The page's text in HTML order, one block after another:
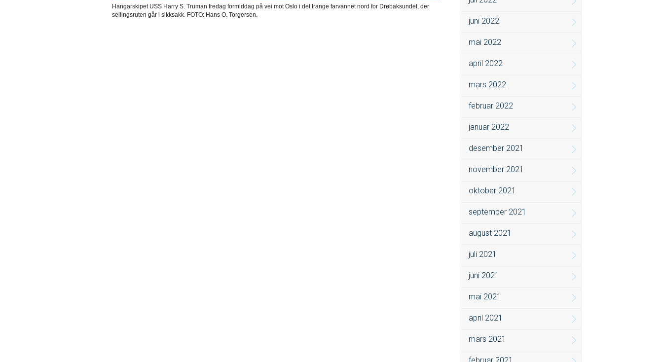
Hangarskipet USS Harry S. Truman fredag formiddag på vei mot Oslo i det trange farvannet nord for Drøbaksundet, der
seilingsruten går i sikksakk. FOTO: Hans O. Torgersen.
juni 2022
mai 2022
april 2022
mars 2022
februar 2022
januar 2022
desember 2021
november 2021
oktober 2021
september 2021
august 2021
juli 2021
juni 2021
mai 2021
april 2021
mars 2021